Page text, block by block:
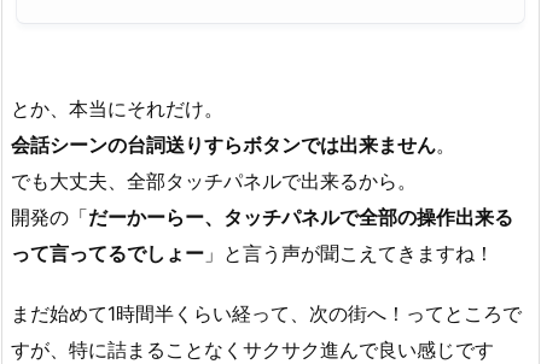
とか、本当にそれだけ。
会話シーンの台詞送りすらボタンでは出来ません。
でも大丈夫、全部タッチパネルで出来るから。
開発の「だーかーらー、タッチパネルで全部の操作出来る
って言ってるでしょー 」と言う声が聞こえてきますね！
まだ始めて1時間半くらい経って、次の街へ！ってところで
すが、特に詰まることなくサクサク進んで良い感じです